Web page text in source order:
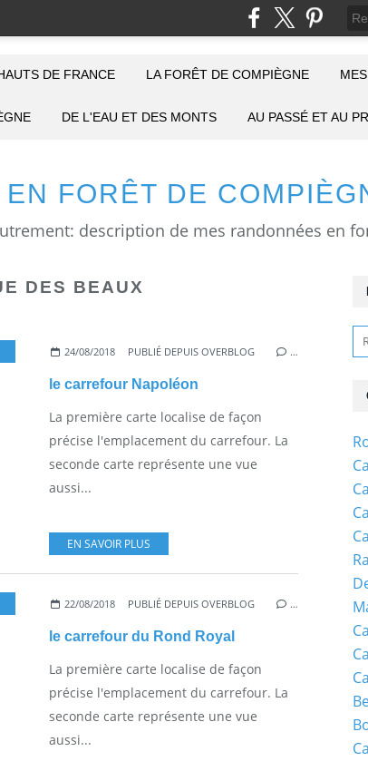
EN FORÊT DE
DE FRANCE LA FORÊT DE COMPIÈGNE
DE L'EAU ET DES MONTS AU PASSÉ ET AU
DES BEAUX
24/08/2018 PUBLIÉ DEPUIS OVERBLOG …
le carrefour Napoléon
La première carte localise de façon
précise l'emplacement du carrefour. La
seconde carte représente une vue
aussi...
EN SAVOIR PLUS
22/08/2018 PUBLIÉ DEPUIS OVERBLOG …
le carrefour du Rond Royal
La première carte localise de façon
précise l'emplacement du carrefour. La
seconde carte représente une vue
aussi...